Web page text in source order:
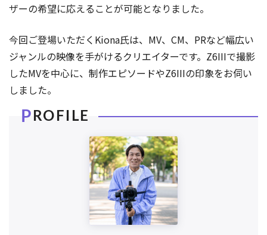
ザーの希望に応えることが可能となりました。
今回ご登場いただくKiona氏は、MV、CM、PRなど幅広い
ジャンルの映像を手がけるクリエイターです。Z6IIIで撮影
したMVを中心に、制作エピソードやZ6IIIの印象をお伺い
しました。